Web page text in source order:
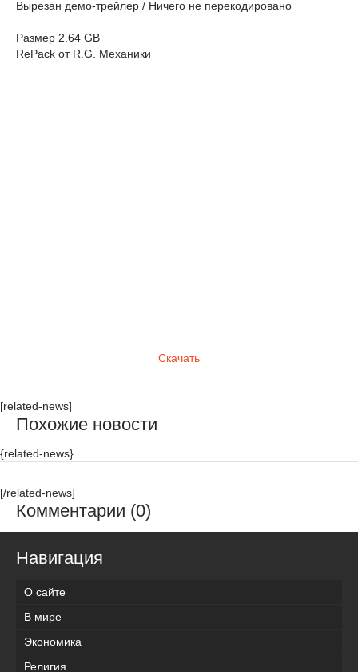
Вырезан демо-трейлер / Ничего не перекодировано
Размер 2.64 GB
RePack от R.G. Механики
Скачать
[related-news]
Похожие новости
{related-news}
[/related-news]
Комментарии (0)
Навигация
О сайте
В мире
Экономика
Религия